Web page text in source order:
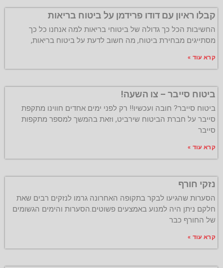
קבלו ראיון עם דודו פרידמן על ביטוח בריאות
החשיבות הכל כך גדולה של ביטוחי בריאות למה אנחנו כל כך
מסתייגים מבחירת ביטוח, מה חשוב לדעת על ביטוח בריאות,
קרא עוד »
ביטוח סייבר – צו השעה!
ביטוח סייבר? חובה ועכשיו!! רק לפני ימים אחדים חווינו מתקפת
סייבר על חברת הביטוח שירביט, וזאת בהמשך למספר מתקפות
סייבר
קרא עוד »
נזקי חורף
הסערות שהגיעו לבקר בתקופה האחרונה גרמו לנזקים רבים שאת
חלקם ניתן היה למנוע באמצעים פשוטים.הסערות והימים הגשומים
של החורף כבר
קרא עוד »